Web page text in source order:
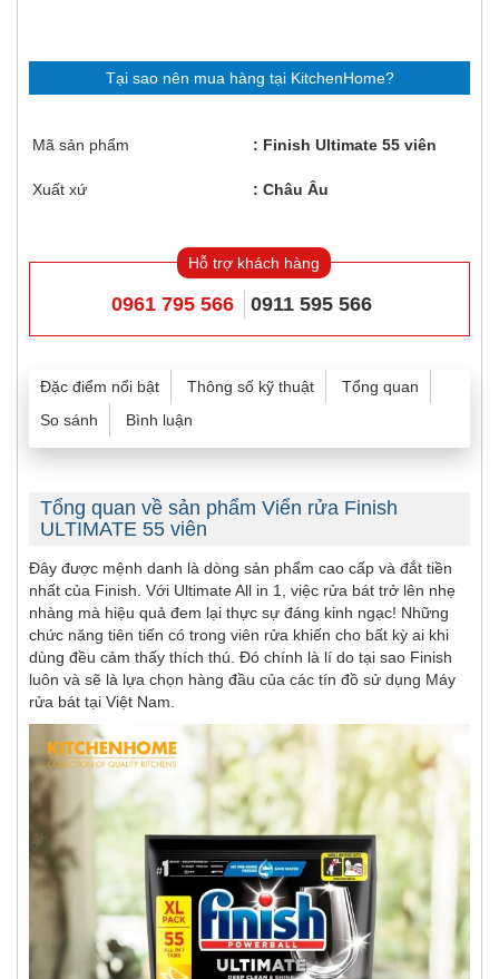
Tại sao nên mua hàng tại KitchenHome?
Mã sản phẩm Finish Ultimate 55 viên
Xuất xứ Châu Âu
Hỗ trợ khách hàng
0961 795 566 0911 595 566
Đặc điểm nổi bật Thông số kỹ thuật
Tổng quan
So sánh
Bình luận
Tổng quan về sản phẩm Viển rửa Finish
ULTIMATE 55 viên
Đây được mệnh danh là dòng sản phẩm cao cấp và đắt tiền
nhất của Finish. Với Ultimate All in 1, việc rửa bát trở lên nhẹ
nhàng mà hiệu quả đem lại thực sự đáng kinh ngạc! Những
chức năng tiên tiến có trong viên rửa khiến cho bất kỳ ai khi
dùng đều cảm thấy thích thú. Đó chính là lí do tại sao Finish
luôn và sẽ là lựa chọn hàng đầu của các tín đồ sử dụng Máy
rửa bát tại Việt Nam.